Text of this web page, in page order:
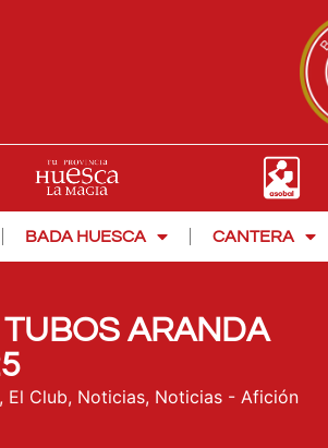
BADA HUESCA CANTERA
ARANDA
, El Club, Noticias, Noticias - Afición